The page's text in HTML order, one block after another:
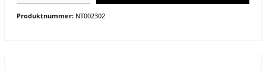
Produktnummer: NT002302